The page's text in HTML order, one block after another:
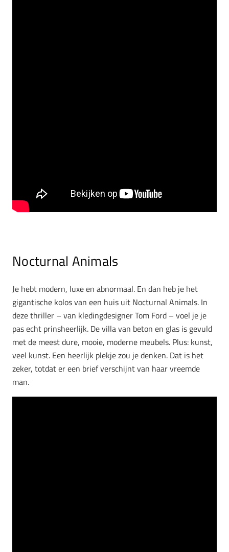
Nocturnal Animals
Je hebt modern, luxe en abnormaal. En dan heb je het
gigantische kolos van een huis uit Nocturnal Animals. In
deze thriller – van kledingdesigner Tom Ford – voel je je
pas echt prinsheerlijk. De villa van beton en glas is gevuld
met de meest dure, mooie, moderne meubels. Plus: kunst,
veel kunst. Een heerlijk plekje zou je denken. Dat is het
zeker, totdat er een brief verschijnt van haar vreemde
man.